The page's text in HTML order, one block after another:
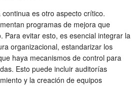
es otro aspecto crítico.
programas de mejora que
Para evitar esto, es esencial integrar la
organizacional, estandarizar los
haya mecanismos de control para
Esto puede incluir auditorías
y la creación de equipos